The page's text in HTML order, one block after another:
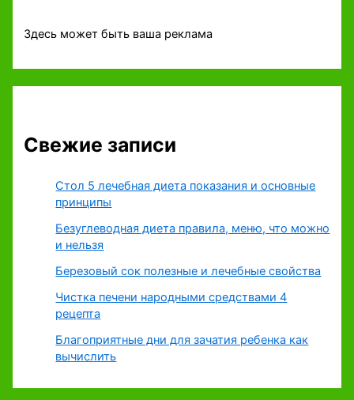
Здесь может быть ваша реклама
Свежие записи
Стол 5 лечебная диета показания и основные
принципы
Безуглеводная диета правила, меню, что можно
и нельзя
Березовый сок полезные и лечебные свойства
Чистка печени народными средствами 4
рецепта
Благоприятные дни для зачатия ребенка как
вычислить